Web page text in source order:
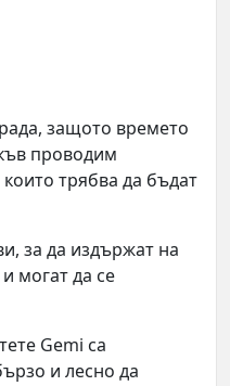
защото времето
проводим
трябва да бъдат
за да издържат на
могат да се
Gemi са
и лесно да